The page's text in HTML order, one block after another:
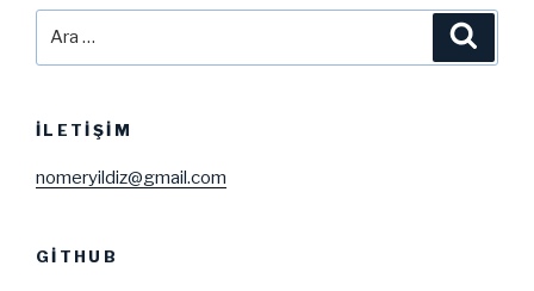
İLETIŞIM
nomeryildiz@gmail.com
GITHUB